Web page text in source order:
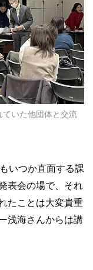
いた他団体と交流
いつか直面する課
表会の場で、それ
たことは大変貴重
浅海さんからは講